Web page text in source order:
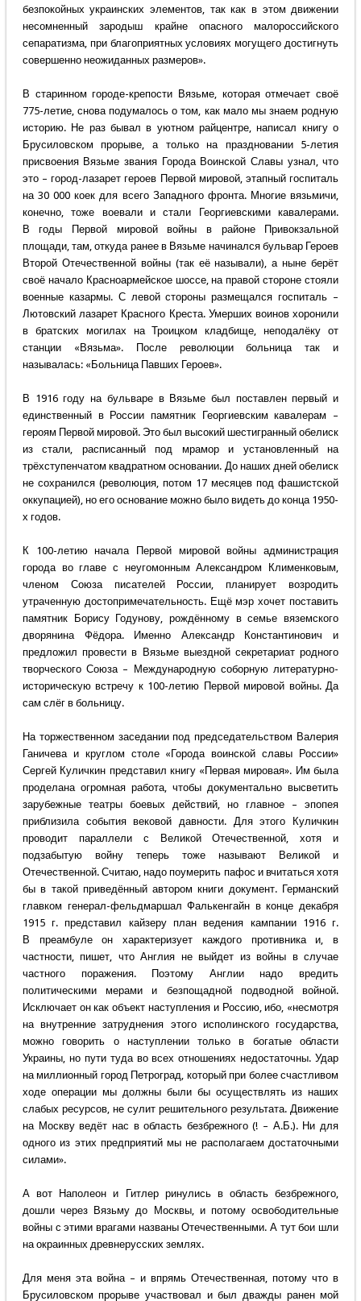
безпокойных украинских элементов, так как в этом движении
несомненный зародыш крайне опасного малороссийского
сепаратизма, при благоприятных условиях могущего достигнуть
совершенно неожиданных размеров».
В старинном городе-крепости Вязьме, которая отмечает своё
775-летие, снова подумалось о том, как мало мы знаем родную
историю. Не раз бывал в уютном райцентре, написал книгу о
Брусиловском прорыве, а только на праздновании 5-летия
присвоения Вязьме звания Города Воинской Славы узнал, что
это – город-лазарет героев Первой мировой, этапный госпиталь
на 30 000 коек для всего Западного фронта. Многие вязьмичи,
конечно, тоже воевали и стали Георгиевскими кавалерами.
В годы Первой мировой войны в районе Привокзальной
площади, там, откуда ранее в Вязьме начинался бульвар Героев
Второй Отечественной войны (так её называли), а ныне берёт
своё начало Красноармейское шоссе, на правой стороне стояли
военные казармы. С левой стороны размещался госпиталь –
Лютовский лазарет Красного Креста. Умерших воинов хоронили
в братских могилах на Троицком кладбище, неподалёку от
станции «Вязьма». После революции больница так и
называлась: «Больница Павших Героев».
В 1916 году на бульваре в Вязьме был поставлен первый и
единственный в России памятник Георгиевским кавалерам –
героям Первой мировой. Это был высокий шестигранный обелиск
из стали, расписанный под мрамор и установленный на
трёхступенчатом квадратном основании. До наших дней обелиск
не сохранился (революция, потом 17 месяцев под фашистской
оккупацией), но его основание можно было видеть до конца 1950-
х годов.
К 100-летию начала Первой мировой войны администрация
города во главе с неугомонным Александром Клименковым,
членом Союза писателей России, планирует возродить
утраченную достопримечательность. Ещё мэр хочет поставить
памятник Борису Годунову, рождённому в семье вяземского
дворянина Фёдора. Именно Александр Константинович и
предложил провести в Вязьме выездной секретариат родного
творческого Союза – Международную соборную литературно-
историческую встречу к 100-летию Первой мировой войны. Да
сам слёг в больницу.
На торжественном заседании под председательством Валерия
Ганичева и круглом столе «Города воинской славы России»
Сергей Куличкин представил книгу «Первая мировая». Им была
проделана огромная работа, чтобы документально высветить
зарубежные театры боевых действий, но главное – эпопея
приблизила события вековой давности. Для этого Куличкин
проводит параллели с Великой Отечественной, хотя и
подзабытую войну теперь тоже называют Великой и
Отечественной. Считаю, надо поумерить пафос и вчитаться хотя
бы в такой приведённый автором книги документ. Германский
главком генерал-фельдмаршал Фалькенгайн в конце декабря
1915 г. представил кайзеру план ведения кампании 1916 г.
В преамбуле он характеризует каждого противника и, в
частности, пишет, что Англия не выйдет из войны в случае
частного поражения. Поэтому Англии надо вредить
политическими мерами и безпощадной подводной войной.
Исключает он как объект наступления и Россию, ибо, «несмотря
на внутренние затруднения этого исполинского государства,
можно говорить о наступлении только в богатые области
Украины, но пути туда во всех отношениях недостаточны. Удар
на миллионный город Петроград, который при более счастливом
ходе операции мы должны были бы осуществлять из наших
слабых ресурсов, не сулит решительного результата. Движение
на Москву ведёт нас в область безбрежного (! – А.Б.). Ни для
одного из этих предприятий мы не располагаем достаточными
силами».
А вот Наполеон и Гитлер ринулись в область безбрежного,
дошли через Вязьму до Москвы, и потому освободительные
войны с этими врагами названы Отечественными. А тут бои шли
на окраинных древнерусских землях.
Для меня эта война – и впрямь Отечественная, потому что в
Брусиловском прорыве участвовал и был дважды ранен мой